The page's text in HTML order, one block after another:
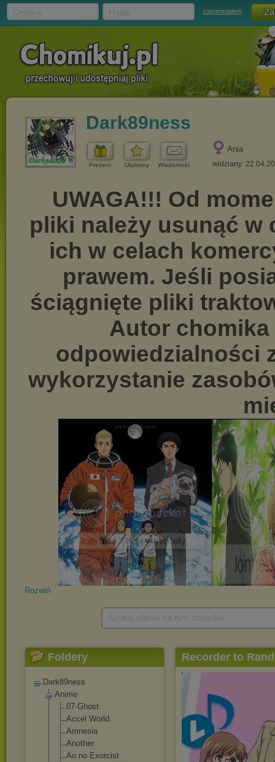
zapomniałem
Dark89ness
Prezent Ulubiony Wiadomość
Ania
widziany:
Rozwiń
Foldery
Dark89ness
Anime
07-Ghost
Accel World
Amnesia
Another
Ao no Exorcist
Recorder to